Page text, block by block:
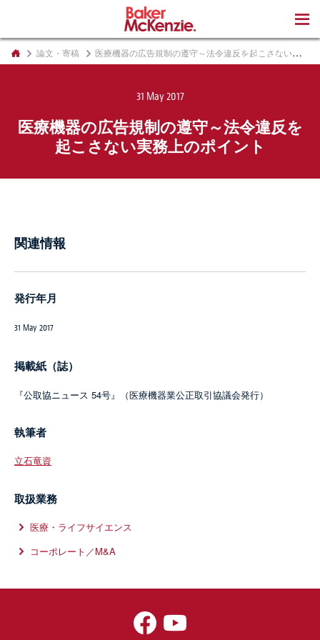
論文・寄稿 医療機器の広告規制の遵守～法令違反を起こさない実務上のポイント
31 May 2017
医療機器の広告規制の遵守～法令違反を
起こさない実務上のポイント
関連情報
発行年月
31 May 2017
掲載紙（誌）
『公取協ニュース 54号』（医療機器業公正取引協議会発行）
執筆者
立石竜資
取扱業務
医療・ライフサイエンス
コーポレート／M&A